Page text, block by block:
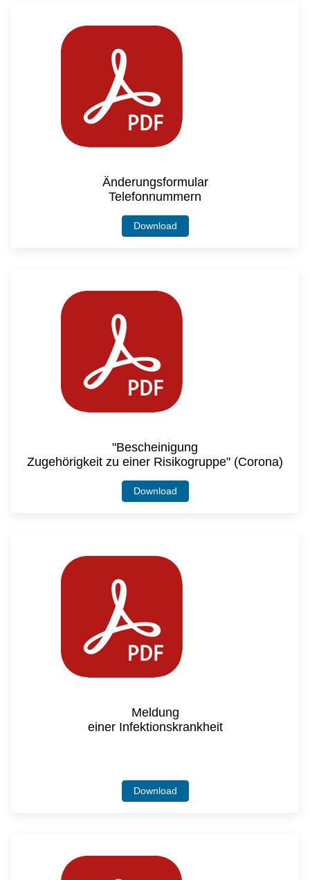
Änderungsformular
Telefonnummern
Download
"Bescheinigung
Zugehörigkeit zu einer Risikogruppe" (Corona)
Download
Meldung
einer Infektionskrankheit
Download